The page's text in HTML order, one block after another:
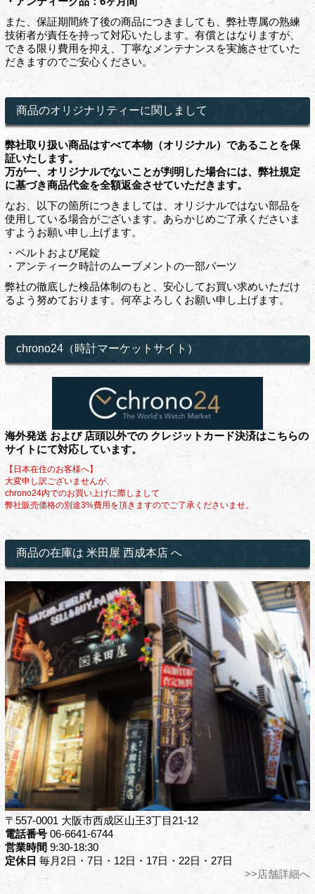
また、保証期間終了後の商品につきましても、弊社専属の熟練
技術者が責任を持って対応いたします。有償とはなりますが、
できる限り費用を抑え、丁寧なメンテナンスを実施させていた
だきますのでご安心ください。
商品のオリジナリティーに関しまして
弊社取り扱い商品はすべて本物（オリジナル）であることを保
証いたします。
万が一、オリジナルでないことが判明した場合には、弊社規定
に基づき商品代金を全額返金させていただきます。
なお、以下の箇所につきましては、オリジナルではない部品を
使用している場合がございます。あらかじめご了承くださいま
すようお願い申し上げます。
・ベルトおよび尾錠
・アンティーク時計のムーブメントの一部パーツ
弊社の徹底した検品体制のもと、安心してお買い求めいただけ
るよう努めております。何卒よろしくお願い申し上げます。
chrono24（時計マーケットサイト）
海外発送 および 店頭以外での クレジットカード決済はこちらの
サイトにて対応しています。
【日本在住のお客様へ】
大変申し訳ございませんが、
chrono24内でのお買い上げに際しまして
弊社販売価格の別途3%費用を頂きますのでご了承くださいませ。
商品の在庫は 米田屋 西成本店 へ
〒557-0001 大阪市西成区山王3丁目21-12
電話番号06-6641-6744
営業時間 9:30-18:30
定休日 毎月2日・7日・12日・17日・22日・27日
>>店舗詳細へ